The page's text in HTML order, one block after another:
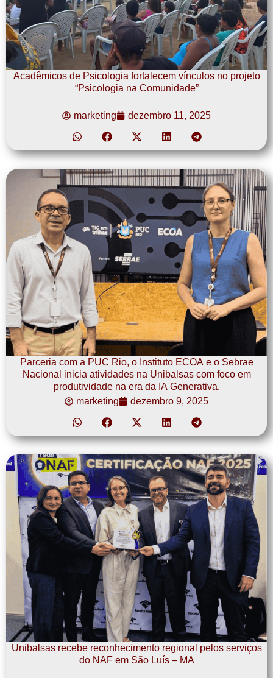
Acadêmicos de Psicologia fortalecem vínculos no projeto
“Psicologia na Comunidade”
marketing dezembro 11, 2025
Parceria com a PUC Rio, o Instituto ECOA e o Sebrae
Nacional inicia atividades na Unibalsas com foco em
produtividade na era da IA Generativa.
marketing
dezembro 9, 2025
Unibalsas recebe reconhecimento regional pelos serviços
do NAF em São Luís – MA